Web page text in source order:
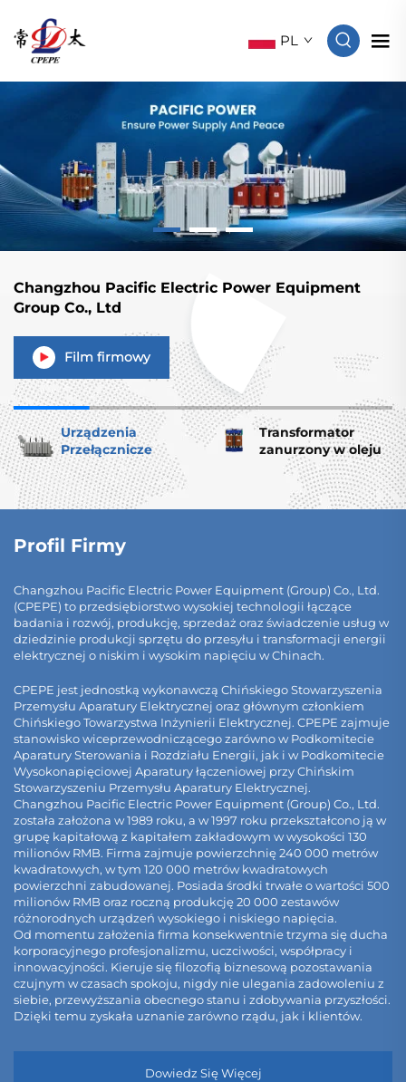
PL
Changzhou Pacific Electric Power Equipment
Group Co., Ltd
Film firmowy
Urządzenia
Przełącznicze
Transformator
zanurzony w oleju
Profil Firmy
Changzhou Pacific Electric Power Equipment (Group) Co., Ltd.
(CPEPE) to przedsiębiorstwo wysokiej technologii łączące
badania i rozwój, produkcję, sprzedaż oraz świadczenie usług w
dziedzinie produkcji sprzętu do przesyłu i transformacji energii
elektrycznej o niskim i wysokim napięciu w Chinach.
CPEPE jest jednostką wykonawczą Chińskiego Stowarzyszenia
Przemysłu Aparatury Elektrycznej oraz głównym członkiem
Chińskiego Towarzystwa Inżynierii Elektrycznej. CPEPE zajmuje
stanowisko wiceprzewodniczącego zarówno w Podkomitecie
Aparatury Sterowania i Rozdziału Energii, jak i w Podkomitecie
Wysokonapięciowej Aparatury łączeniowej przy Chińskim
Stowarzyszeniu Przemysłu Aparatury Elektrycznej.
Changzhou Pacific Electric Power Equipment (Group) Co., Ltd.
została założona w 1989 roku, a w 1997 roku przekształcono ją w
grupę kapitałową z kapitałem zakładowym w wysokości 130
milionów RMB. Firma zajmuje powierzchnię 240 000 metrów
kwadratowych, w tym 120 000 metrów kwadratowych
powierzchni zabudowanej. Posiada środki trwałe o wartości 500
milionów RMB oraz roczną produkcję 20 000 zestawów
różnorodnych urządzeń wysokiego i niskiego napięcia.
Od momentu założenia firma konsekwentnie trzyma się ducha
korporacyjnego profesjonalizmu, uczciwości, współpracy i
innowacyjności. Kieruje się filozofią biznesową pozostawania
czujnym w czasach spokoju, nigdy nie ulegania zadowoleniu z
siebie, przewyższania obecnego stanu i zdobywania przyszłości.
Dzięki temu zyskała uznanie zarówno rządu, jak i klientów.
Dowiedz Się Więcej